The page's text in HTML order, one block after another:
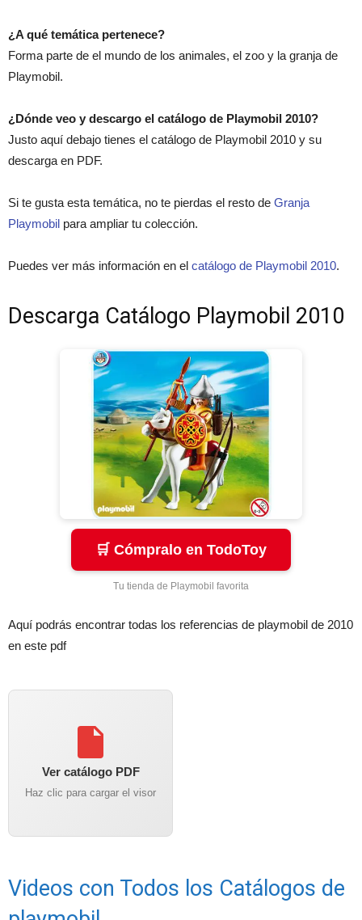
¿A qué temática pertenece?
Forma parte de el mundo de los animales, el zoo y la granja de
Playmobil.
¿Dónde veo y descargo el catálogo de Playmobil 2010?
Justo aquí debajo tienes el catálogo de Playmobil 2010 y su
descarga en PDF.
Si te gusta esta temática, no te pierdas el resto de Granja
Playmobil para ampliar tu colección.
Puedes ver más información en el catálogo de Playmobil 2010.
Descarga Catálogo Playmobil 2010
🛒 Cómpralo en TodoToy
Tu tienda de Playmobil favorita
Aquí podrás encontrar todas los referencias de playmobil de 2010
en este pdf
Ver catálogo PDF
Haz clic para cargar el visor
Videos con Todos los Catálogos de